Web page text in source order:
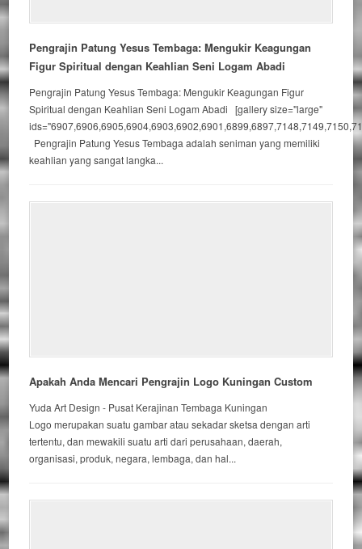
Pengrajin Patung Yesus Tembaga: Mengukir Keagungan
Figur Spiritual dengan Keahlian Seni Logam Abadi
Pengrajin Patung Yesus Tembaga: Mengukir Keagungan Figur
Spiritual dengan Keahlian Seni Logam Abadi [gallery size="large"
Pengrajin Patung Yesus Tembaga adalah seniman yang memiliki
keahlian yang sangat langka...
Apakah Anda Mencari Pengrajin Logo Kuningan Custom
Yuda Art Design - Pusat Kerajinan Tembaga Kuningan
Logo merupakan suatu gambar atau sekadar sketsa dengan arti
tertentu, dan mewakili suatu arti dari perusahaan, daerah,
organisasi, produk, negara, lembaga, dan hal...